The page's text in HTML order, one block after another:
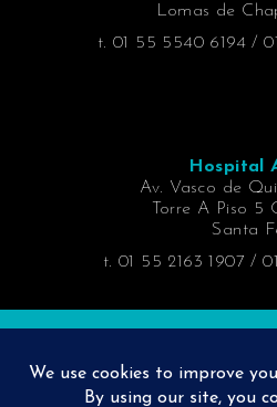
Lomas de
t. 01 55 5540 6194 /
Hospital
Av. Vasco de
Torre A Piso 5
Santa
t. 01 55 2163 1907 /
• Dr. Jacobo Fleitman